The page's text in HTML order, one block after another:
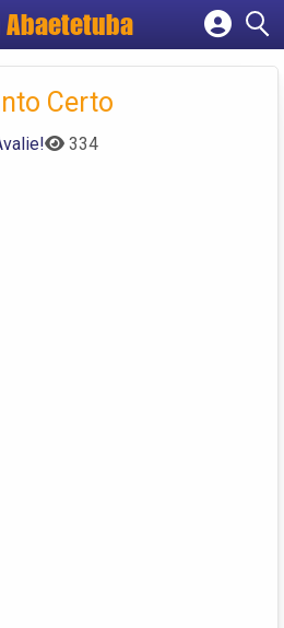
Abaetetuba
Cadastrar empresa
Criar conta
Certo
334